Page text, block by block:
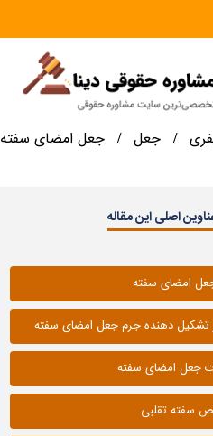
/ جعل / جعل امضای سفته
اصلی این مقاله
امضای سفته
تشکیل دهنده جرم جعل امضای سفته
جعل امضای سفته
سفته تقلبی